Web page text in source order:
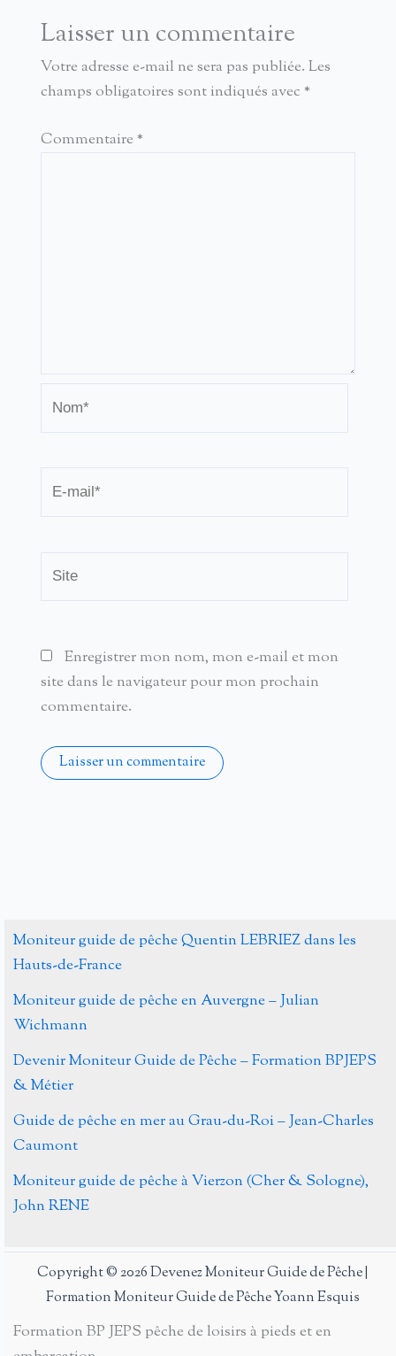
Laisser un commentaire
Votre adresse e-mail ne sera pas publiée. Les
champs obligatoires sont indiqués avec *
Commentaire *
mail*
Enregistrer mon nom, mon e-mail et mon
site dans le navigateur pour mon prochain
commentaire.
Moniteur guide de pêche Quentin LEBRIEZ dans les
Hauts-de-France
Moniteur guide de pêche en Auvergne – Julian
Wichmann
Devenir Moniteur Guide de Pêche – Formation BPJEPS
& Métier
Guide de pêche en mer au Grau-du-Roi – Jean-Charles
Caumont
Moniteur guide de pêche à Vierzon (Cher & Sologne),
John RENE
Copyright © 2026 Devenez Moniteur Guide de Pêche |
Formation Moniteur Guide de Pêche Yoann Esquis
Formation BP JEPS pêche de loisirs à pieds et en